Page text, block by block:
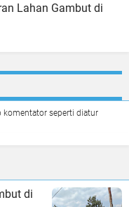
Lahan Gambut di
komentator seperti diatur
di